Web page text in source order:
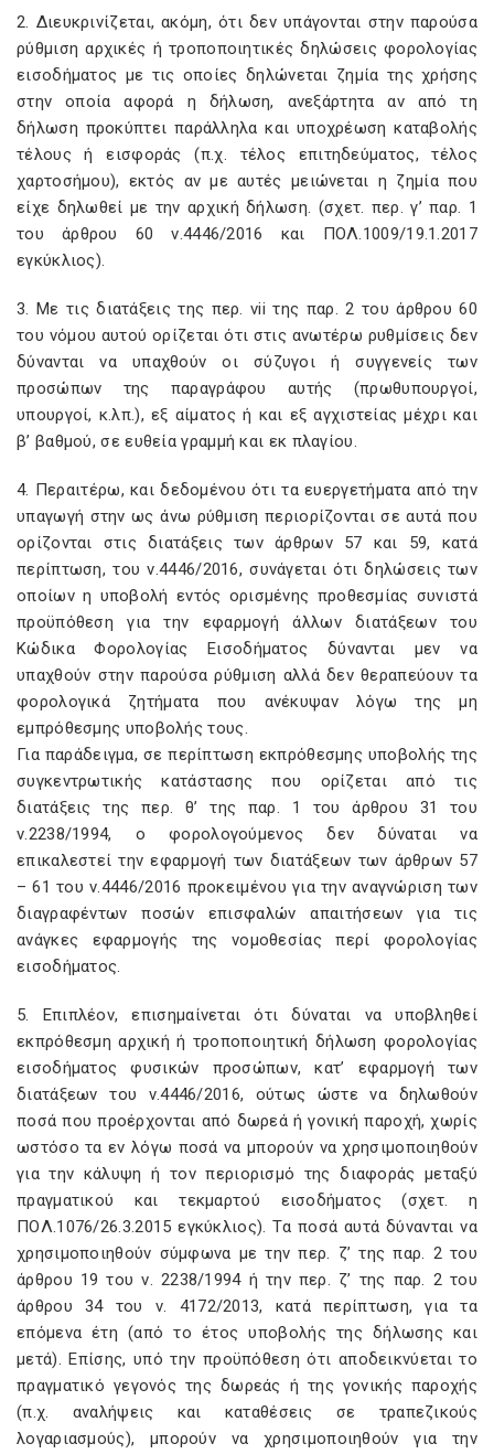
2. Διευκρινίζεται, ακόμη, ότι δεν υπάγονται στην παρούσα
ρύθμιση αρχικές ή τροποποιητικές δηλώσεις φορολογίας
εισοδήματος με τις οποίες δηλώνεται ζημία της χρήσης
στην οποία αφορά η δήλωση, ανεξάρτητα αν από τη
δήλωση προκύπτει παράλληλα και υποχρέωση καταβολής
τέλους ή εισφοράς (π.χ. τέλος επιτηδεύματος, τέλος
χαρτοσήμου), εκτός αν με αυτές μειώνεται η ζημία που
είχε δηλωθεί με την αρχική δήλωση. (σχετ. περ. γ’ παρ. 1
του άρθρου 60 ν.4446/2016 και ΠΟΛ.1009/19.1.2017
εγκύκλιος).
3. Με τις διατάξεις της περ. vii της παρ. 2 του άρθρου 60
του νόμου αυτού ορίζεται ότι στις ανωτέρω ρυθμίσεις δεν
δύνανται να υπαχθούν οι σύζυγοι ή συγγενείς των
προσώπων της παραγράφου αυτής (πρωθυπουργοί,
υπουργοί, κ.λπ.), εξ αίματος ή και εξ αγχιστείας μέχρι και
β’ βαθμού, σε ευθεία γραμμή και εκ πλαγίου.
4. Περαιτέρω, και δεδομένου ότι τα ευεργετήματα από την
υπαγωγή στην ως άνω ρύθμιση περιορίζονται σε αυτά που
ορίζονται στις διατάξεις των άρθρων 57 και 59, κατά
περίπτωση, του ν.4446/2016, συνάγεται ότι δηλώσεις των
οποίων η υποβολή εντός ορισμένης προθεσμίας συνιστά
προϋπόθεση για την εφαρμογή άλλων διατάξεων του
Κώδικα Φορολογίας Εισοδήματος δύνανται μεν να
υπαχθούν στην παρούσα ρύθμιση αλλά δεν θεραπεύουν τα
φορολογικά ζητήματα που ανέκυψαν λόγω της μη
εμπρόθεσμης υποβολής τους.
Για παράδειγμα, σε περίπτωση εκπρόθεσμης υποβολής της
συγκεντρωτικής κατάστασης που ορίζεται από τις
διατάξεις της περ. θ’ της παρ. 1 του άρθρου 31 του
ν.2238/1994, ο φορολογούμενος δεν δύναται να
επικαλεστεί την εφαρμογή των διατάξεων των άρθρων 57
– 61 του ν.4446/2016 προκειμένου για την αναγνώριση των
διαγραφέντων ποσών επισφαλών απαιτήσεων για τις
ανάγκες εφαρμογής της νομοθεσίας περί φορολογίας
εισοδήματος.
5. Επιπλέον, επισημαίνεται ότι δύναται να υποβληθεί
εκπρόθεσμη αρχική ή τροποποιητική δήλωση φορολογίας
εισοδήματος φυσικών προσώπων, κατ’ εφαρμογή των
διατάξεων του ν.4446/2016, ούτως ώστε να δηλωθούν
ποσά που προέρχονται από δωρεά ή γονική παροχή, χωρίς
ωστόσο τα εν λόγω ποσά να μπορούν να χρησιμοποιηθούν
για την κάλυψη ή τον περιορισμό της διαφοράς μεταξύ
πραγματικού και τεκμαρτού εισοδήματος (σχετ. η
ΠΟΛ.1076/26.3.2015 εγκύκλιος). Τα ποσά αυτά δύνανται να
χρησιμοποιηθούν σύμφωνα με την περ. ζ’ της παρ. 2 του
άρθρου 19 του ν. 2238/1994 ή την περ. ζ’ της παρ. 2 του
άρθρου 34 του ν. 4172/2013, κατά περίπτωση, για τα
επόμενα έτη (από το έτος υποβολής της δήλωσης και
μετά). Επίσης, υπό την προϋπόθεση ότι αποδεικνύεται το
πραγματικό γεγονός της δωρεάς ή της γονικής παροχής
(π.χ. αναλήψεις και καταθέσεις σε τραπεζικούς
λογαριασμούς), μπορούν να χρησιμοποιηθούν για την